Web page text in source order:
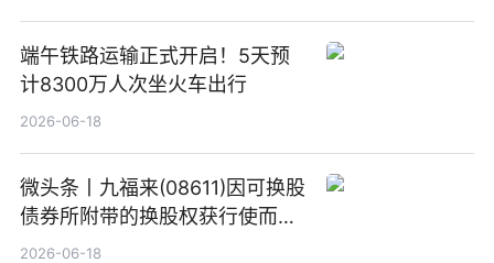
端午铁路运输正式开启！5天预
计8300万人次坐火车出行
2026-06-18
微头条丨九福来(08611)因可换股
债券所附带的换股权获行使而发
行5200万股
2026-06-18